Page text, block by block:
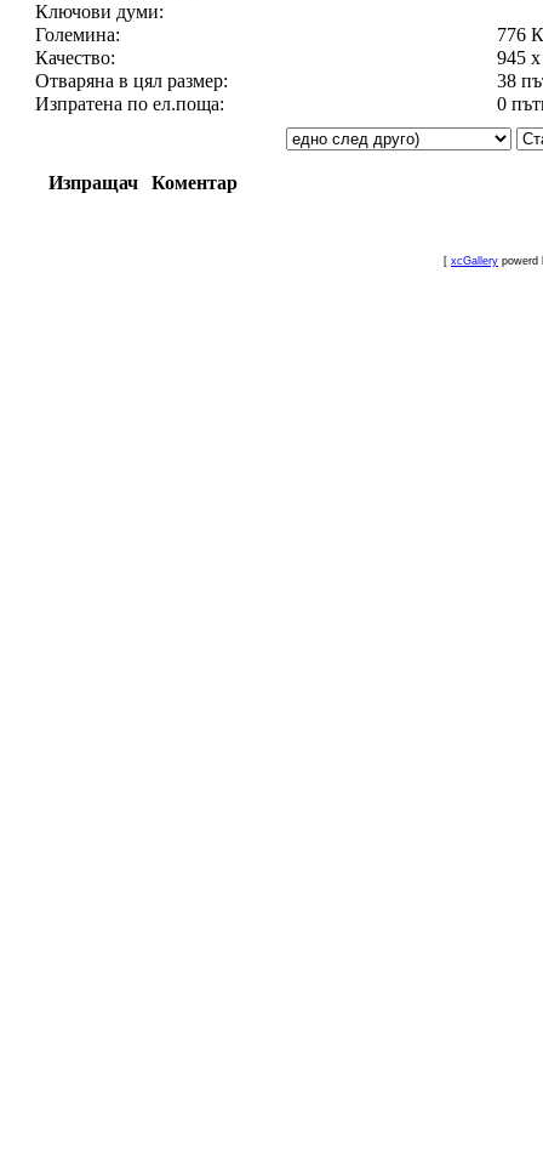
Ключови думи:
Големина:
776
Качество:
945
Отваряна в цял размер:
38
Изпратена по ел.поща:
0
Изпращач Коментар
[ xcGallery